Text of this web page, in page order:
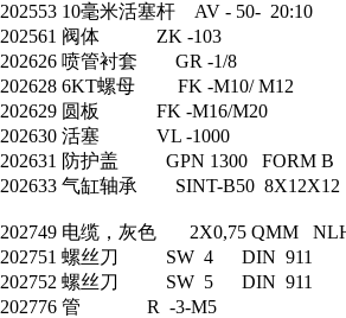
202553 10毫米活塞杆 AV - 50- 20:10
202561 阀体 ZK -103
202626 喷管衬套 GR -1/8
202628 6KT螺母 FK -M10/ M12
202629 圆板 FK -M16/M20
202630 活塞 VL -1000
202631 防护盖 GPN 1300 FORM B
202633 气缸轴承 SINT-B50 8X12X12
202749 电缆，灰色 2X0,75 QMM
202751 螺丝刀 SW 4 DIN 911
202752 螺丝刀 SW 5 DIN 911
202776 管 R -3-M5